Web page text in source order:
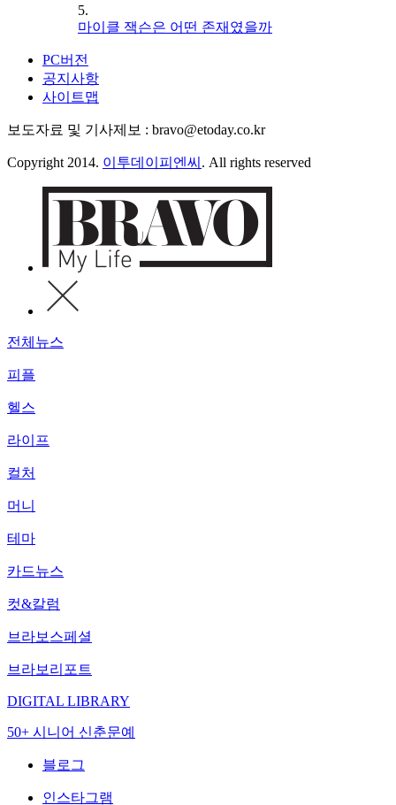
5.
마이클 잭슨은 어떤 존재였을까
PC버전
공지사항
사이트맵
보도자료 및 기사제보 : bravo@etoday.co.kr
Copyright 2014. 이투데이피엔씨 . All rights reserved
전체뉴스
피플
헬스
라이프
컬처
머니
테마
카드뉴스
컷&칼럼
브라보스페셜
브라보리포트
DIGITAL LIBRARY
50+ 시니어 신춘문예
블로그
인스타그램